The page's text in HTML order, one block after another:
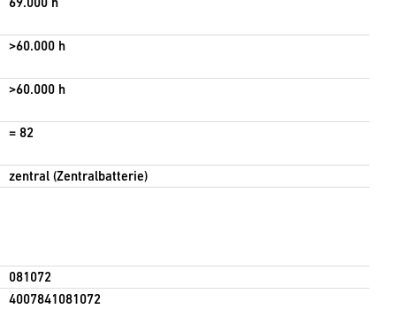
>60.000 h
>60.000 h
= 82
zentral (Zentralbatterie)
081072
4007841081072